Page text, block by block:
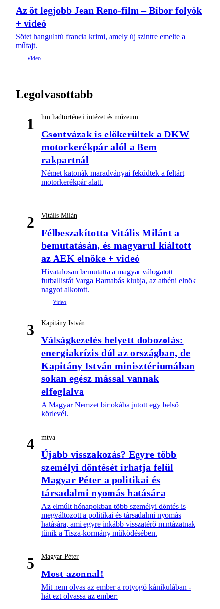
Az öt legjobb Jean Reno-film – Bíbor folyók
+ videó
Sötét hangulatú francia krimi, amely új szintre emelte a
műfajt.
Legolvasottabb
1 hm hadtörténeti intézet és múzeum
Csontvázak is előkerültek a DKW
motorkerékpár alól a Bem
rakpartnál
Német katonák maradványai feküdtek a feltárt
motorkerékpár alatt.
2 Vitális Milán
Félbeszakította Vitális Milánt a
bemutatásán, és magyarul kiáltott
az AEK elnöke + videó
Hivatalosan bemutatta a magyar válogatott
futballistát Varga Barnabás klubja, az athéni elnök
nagyot alkotott.
3 Kapitány István
Válságkezelés helyett dobozolás:
energiakrízis dúl az országban, de
Kapitány István minisztériumában
sokan egész mással vannak
elfoglalva
A Magyar Nemzet birtokába jutott egy belső
körlevél.
4 mtva
Újabb visszakozás? Egyre több
személyi döntését írhatja felül
Magyar Péter a politikai és
társadalmi nyomás hatására
Az elmúlt hónapokban több személyi döntés is
megváltozott a politikai és társadalmi nyomás
hatására, ami egyre inkább visszatérő mintázatnak
tűnik a Tisza-kormány működésében.
5 Magyar Péter
Most azonnal!
Mit nem olvas az ember a rotyogó kánikulában -
hát ezt olvassa az ember: